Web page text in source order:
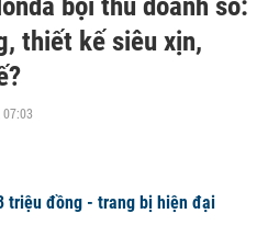
thiết kế siêu xịn,
07:03
triệu đồng - trang bị hiện đại